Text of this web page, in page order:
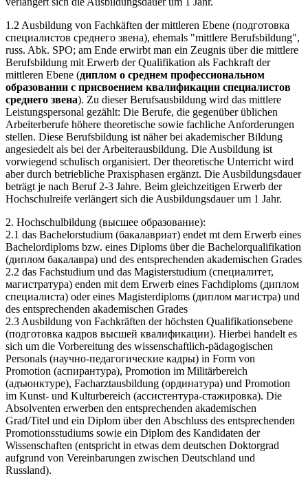
1.2 Ausbildung von Fachkäften der mittleren Ebene (подготовка
специалистов среднего звена), ehemals "mittlere Berufsbildung",
russ. Abk. SPO; am Ende erwirbt man ein Zeugnis über die mittlere
Berufsbildung mit Erwerb der Qualifikation als Fachkraft der
mittleren Ebene (диплом о среднем профессиональном
образовании с присвоением квалификации специалистов
среднего звена). Zu dieser Berufsausbildung wird das mittlere
Leistungspersonal gezählt: Die Berufe, die gegenüber üblichen
Arbeiterberufe höhere theoretische sowie fachliche Anforderungen
stellen. Diese Berufsbildung ist näher bei akademischer Bildung
angesiedelt als bei der Arbeiterausbildung. Die Ausbildung ist
vorwiegend schulisch organisiert. Der theoretische Unterricht wird
aber durch betriebliche Praxisphasen ergänzt. Die Ausbildungsdauer
beträgt je nach Beruf 2-3 Jahre. Beim gleichzeitigen Erwerb der
Hochschulreife verlängert sich die Ausbildungsdauer um 1 Jahr.
2. Hochschulbildung (высшее образование):
2.1 das Bachelorstudium (бакалавриат) endet mt dem Erwerb eines
Bachelordiploms bzw. eines Diploms über die Bachelorqualifikation
(диплом бакалавра) und des entsprechenden akademischen Grades
2.2 das Fachstudium und das Magisterstudium (специалитет,
магистратура) enden mit dem Erwerb eines Fachdiploms (диплом
специалиста) oder eines Magisterdiploms (диплом магистра) und
des entsprechenden akademischen Grades
2.3 Ausbildung von Fachkräften der höchsten Qualifikationsebene
(подготовка кадров высшей квалификации). Hierbei handelt es
sich um die Vorbereitung des wissenschaftlich-pädagogischen
Personals (научно-педагогические кадры) in Form von
Promotion (аспирантура), Promotion im Militärbereich
(адъюнктуре), Facharztausbildung (ординатура) und Promotion
im Kunst- und Kulturbereich (ассистентура-стажировка). Die
Absolventen erwerben den entsprechenden akademischen
Grad/Titel und ein Diplom über den Abschluss des entsprechenden
Promotionsstudiums sowie ein Diplom des Kandidaten der
Wissenschaften (entspricht in etwas dem deutschen Doktorgrad
aufgrund von Vereinbarungen zwischen Deutschland und
Russland).